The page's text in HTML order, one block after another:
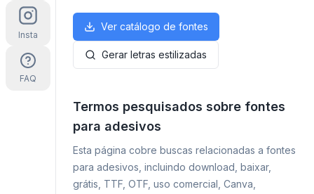
Insta
FAQ
Ver catálogo de fontes
Gerar letras estilizadas
Termos pesquisados sobre fontes
para adesivos
Esta página cobre buscas relacionadas a fontes
para adesivos, incluindo download, baixar,
grátis, TTF, OTF, uso comercial, Canva,